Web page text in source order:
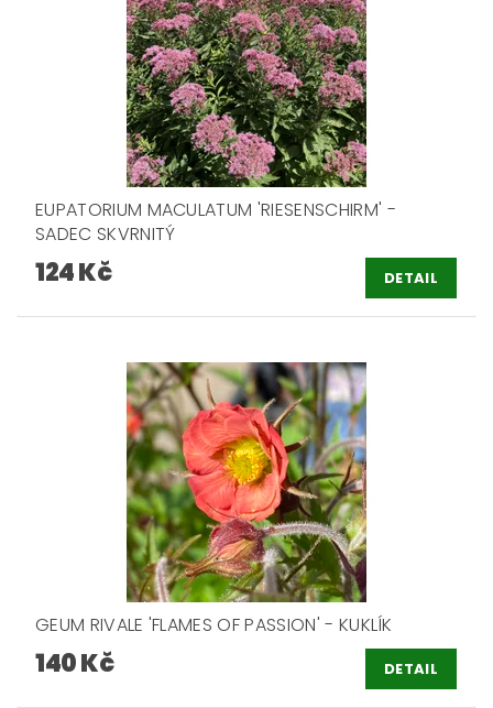
EUPATORIUM MACULATUM 'RIESENSCHIRM' -
SADEC SKVRNITÝ
124 Kč DETAIL
GEUM RIVALE 'FLAMES OF PASSION' - KUKLÍK
140 Kč DETAIL